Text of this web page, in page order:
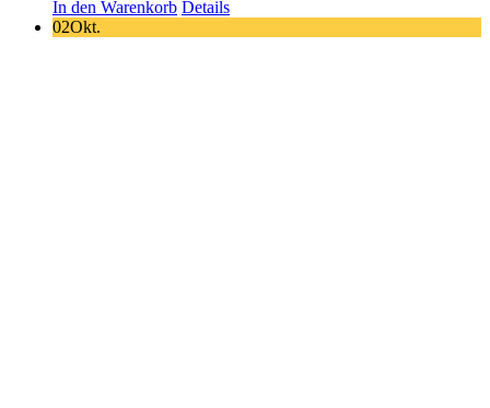
In den Warenkorb Details
02Okt.